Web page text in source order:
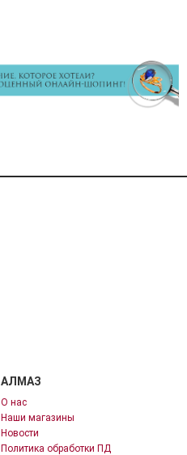
АЛМАЗ
О нас
Наши магазины
Новости
Политика обработки ПД